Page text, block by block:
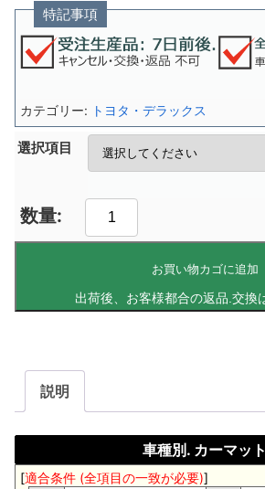
特記事項
選択項目
お買い物カゴに追加
カテゴリー: トヨタ・デラックス
説明
車種別. カーマット
[適合条件 (全項目の一致が必要)]